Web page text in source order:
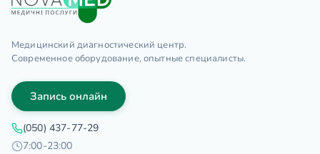
Медицинский диагностический центр.
Современное оборудование, опытные специалисты.
Запись онлайн
(050) 437-77-29
7:00-23:00